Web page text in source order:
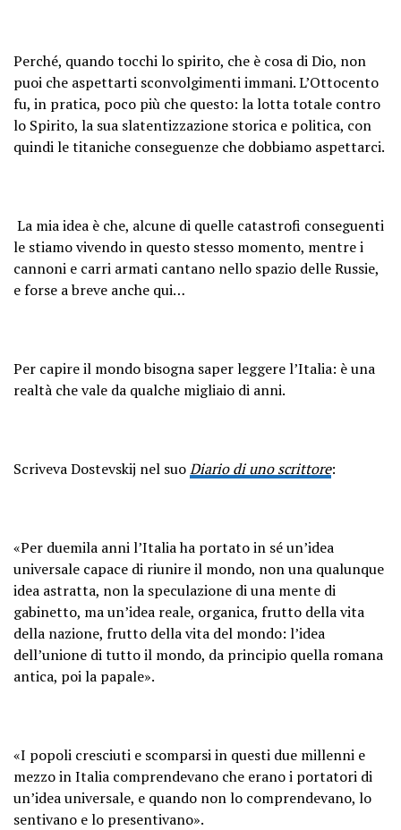
Perché, quando tocchi lo spirito, che è cosa di Dio, non
puoi che aspettarti sconvolgimenti immani. L’Ottocento
fu, in pratica, poco più che questo: la lotta totale contro
lo Spirito, la sua slatentizzazione storica e politica, con
quindi le titaniche conseguenze che dobbiamo aspettarci.
La mia idea è che, alcune di quelle catastrofi conseguenti
le stiamo vivendo in questo stesso momento, mentre i
cannoni e carri armati cantano nello spazio delle Russie,
e forse a breve anche qui…
Per capire il mondo bisogna saper leggere l’Italia: è una
realtà che vale da qualche migliaio di anni.
Scriveva Dostevskij nel suoDiario di uno scrittore:
«Per duemila anni l’Italia ha portato in sé un’idea
universale capace di riunire il mondo, non una qualunque
idea astratta, non la speculazione di una mente di
gabinetto, ma un’idea reale, organica, frutto della vita
della nazione, frutto della vita del mondo: l’idea
dell’unione di tutto il mondo, da principio quella romana
antica, poi la papale».
«I popoli cresciuti e scomparsi in questi due millenni e
mezzo in Italia comprendevano che erano i portatori di
un’idea universale, e quando non lo comprendevano, lo
sentivano e lo presentivano».